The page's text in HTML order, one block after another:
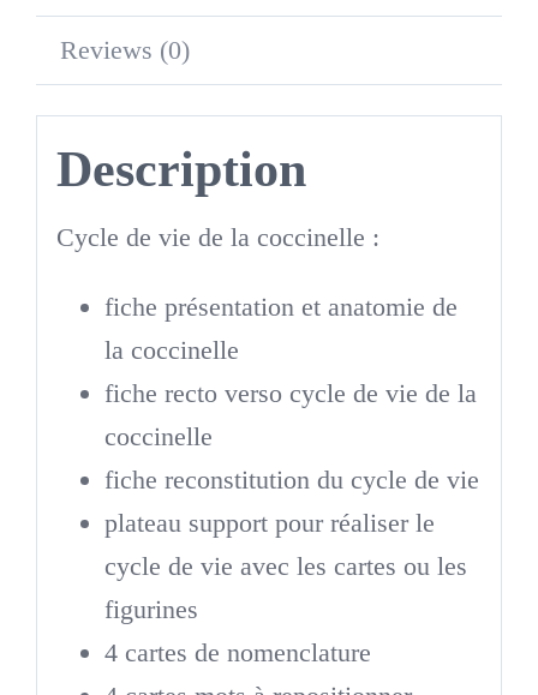
Reviews (0)
Description
Cycle de vie de la coccinelle :
fiche présentation et anatomie de
la coccinelle
fiche recto verso cycle de vie de la
coccinelle
fiche reconstitution du cycle de vie
plateau support pour réaliser le
cycle de vie avec les cartes ou les
figurines
4 cartes de nomenclature